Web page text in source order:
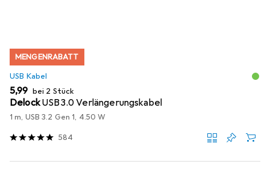
MENGENRABATT
USB Kabel
EUR
5,99 bei 2 Stück
DelockUSB3.0 Verlängerungskabel
1 m, USB 3.2 Gen 1, 4.50 W
584